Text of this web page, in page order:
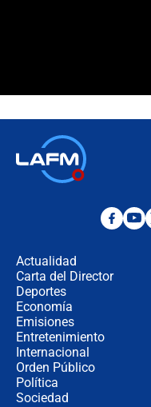
Actualidad
Carta del Director
Deportes
Economía
Emisiones
Entretenimiento
Internacional
Orden Público
Política
Sociedad